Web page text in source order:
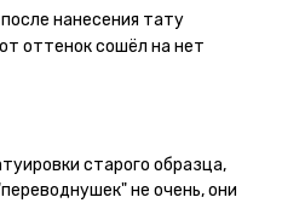
но я предпочла
наклейку на теле на
- на утро эффект
частях тела тату
обдуманно выбирать куда
начнёт стираться -
оставшийся контур.
нанесения тату
оттенок сошёл на нет
старого образца,
не очень, они